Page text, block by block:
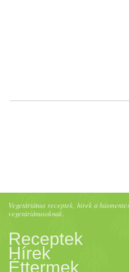
Vegetáriánus receptek, hírek a
vegetáriánusoknak.
Receptek
Hírek
Éttermek